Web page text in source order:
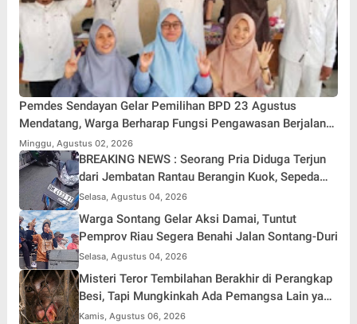
Pemdes Sendayan Gelar Pemilihan BPD 23 Agustus
Mendatang, Warga Berharap Fungsi Pengawasan Berjalan
Maksimal
Minggu, Agustus 02, 2026
BREAKING NEWS : Seorang Pria Diduga Terjun
dari Jembatan Rantau Berangin Kuok, Sepeda
Motor Ditinggal di Lokasi
Selasa, Agustus 04, 2026
Warga Sontang Gelar Aksi Damai, Tuntut
Pemprov Riau Segera Benahi Jalan Sontang-Duri
Selasa, Agustus 04, 2026
Misteri Teror Tembilahan Berakhir di Perangkap
Besi, Tapi Mungkinkah Ada Pemangsa Lain yang
Masih Mengintai ?
Kamis, Agustus 06, 2026